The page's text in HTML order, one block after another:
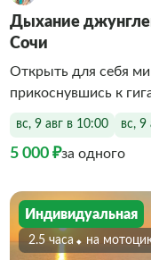
Дыхание
Сочи
Открыть для себя
прикоснувшись к
вс, 9 авг в 10:00 вс, 9
5 000 ₽за одного
Индивидуальная
2.5 часа На